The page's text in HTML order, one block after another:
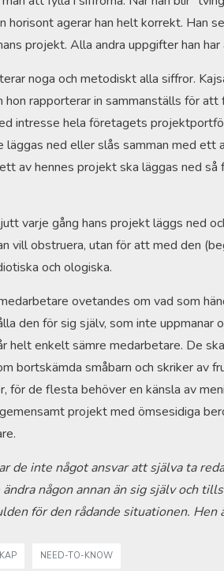
horisont agerar han helt korrekt. Han
projekt. Alla andra uppgifter han har
noga och metodiskt alla siffror.
rapporterar in sammanställs för
intresse hela företagets
läggas ned eller slås samman med ett
av hennes projekt ska läggas ned så
varje gång hans projekt läggs ned
vill obstruera, utan för att med den
och ologiska.
ovetandes om vad som
den för sig själv, som inte uppmanar
helt enkelt sämre medarbetare. De
bortskämda småbarn och skriker av
för de flesta behöver en känsla av
projekt med ömsesidiga
de inte något ansvar att själva ta
någon annan än sig själv och
för den rådande situationen.
NEED-TO-KNOW